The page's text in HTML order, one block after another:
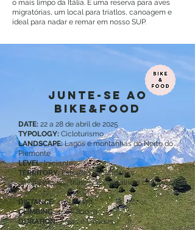
o mais limpo da Itália. É uma reserva para aves
migratórias, um local para triatlos, canoagem e
ideal para nadar e remar em nosso SUP.
junte-se ao
BIKE&FOOD
DATE: 22 a 28 de abril de 2025
TYPOLOGY: Cicloturismo
LANDSCAPE:Lagos e montanhas do Norte do
Piemonte
LEVEL:Iniciante
TERRITORY:Estradas secundárias
pavimentadas, trilhas de cascalho e ciclovias.
DISTANCE:40 - 60 km
CLIMBING:400 - 800 m
DURATION:7 dias e 6 noites